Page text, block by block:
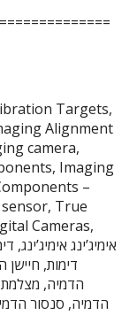
Targets,
Alignment
camera,
Imaging
Cameras,
אימיג’ינג
דימות,
הדמיה,
הדמיה, סנסור